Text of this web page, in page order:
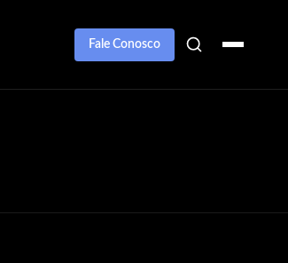
Fale Conosco